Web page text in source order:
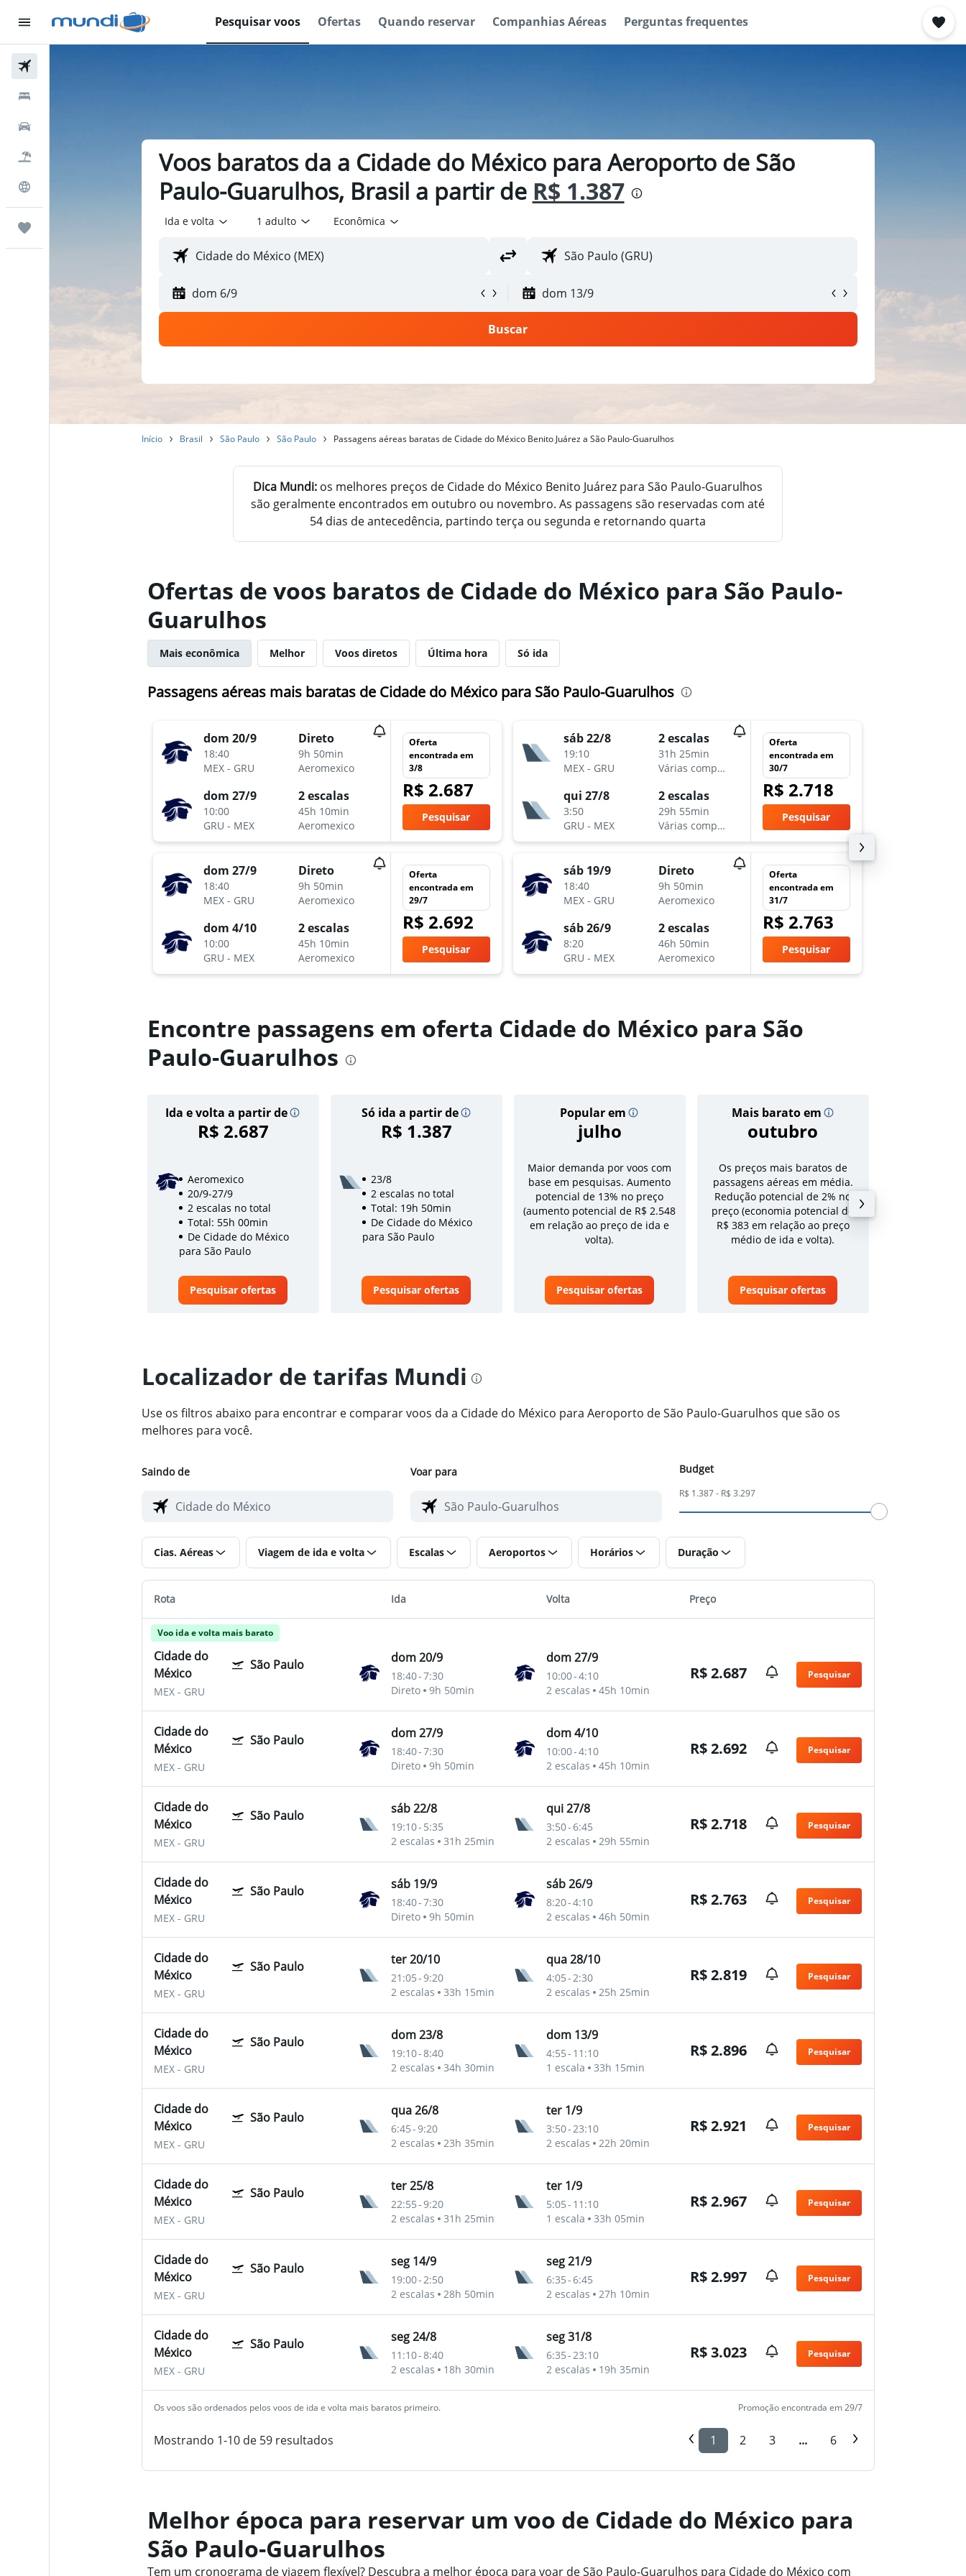
Pesquisar voos Ofertas Quando reservar Companhias Aéreas Perguntas frequentes
Voos baratos da a Cidade do México para Aeroporto de São
Paulo-Guarulhos, Brasil a partir de R$ 1.387
Ida e volta 1 adulto Econômica
dom 6/9 dom 13/9
Buscar
Início Brasil São Paulo São Paulo Passagens aéreas baratas de Cidade do México Benito Juárez a São Paulo-Guarulhos
Dica Mundi: os melhores preços de Cidade do México Benito Juárez para São Paulo-Guarulhos
são geralmente encontrados em outubro ou novembro. As passagens são reservadas com até
54 dias de antecedência, partindo terça ou segunda e retornando quarta
Ofertas de voos baratos de Cidade do México para São Paulo-
Guarulhos
Mais econômica Melhor Voos diretos Última hora Só ida
Passagens aéreas mais baratas de Cidade do México para São Paulo-Guarulhos
dom 20/9
18:40
MEX- GRU
Direto
9h 50min
Aeromexico
dom 27/9
10:00
GRU - MEX
2 escalas
45h 10min
Aeromexico
Oferta
encontrada em
3/8
R$ 2.687
Pesquisar
dom 27/9
18:40
MEX- GRU
Direto
9h 50min
Aeromexico
dom 4/10
10:00
GRU - MEX
2 escalas
45h 10min
Aeromexico
Oferta
encontrada em
29/7
R$ 2.692
Pesquisar
sáb 22/8
19:10
MEX- GRU
2 escalas
31h 25min
Várias companhias aéreas
qui 27/8
3:50
GRU - MEX
2 escalas
29h 55min
Várias companhias aéreas
Oferta
encontrada em
30/7
R$ 2.718
Pesquisar
sáb 19/9
18:40
MEX- GRU
Direto
9h 50min
Aeromexico
sáb 26/9
8:20
GRU - MEX
2 escalas
46h 50min
Aeromexico
Oferta
encontrada em
31/7
R$ 2.763
Pesquisar
Encontre passagens em oferta Cidade do México para São
Paulo-Guarulhos
Ida e volta a partir de
R$ 2.687
Só ida a partir de
R$ 1.387
Popular em
julho
Mais barato em
outubro
Aeromexico
20/9-27/9
2 escalas no total
Total: 55h 00min
De Cidade do México
para São Paulo
Pesquisar ofertas
23/8
2 escalas no total
Total: 19h 50min
De Cidade do México
para São Paulo
Pesquisar ofertas
Maior demanda por voos com
base em pesquisas. Aumento
potencial de 13% no preço
(aumento potencial de R$ 2.548
em relação ao preço de ida e
volta).
Pesquisar ofertas
Os preços mais baratos de
passagens aéreas em média.
Redução potencial de 2% no
preço (economia potencial de
R$ 383 em relação ao preço
médio de ida e volta).
Pesquisar ofertas
Localizador de tarifas Mundi
Use os filtros abaixo para encontrar e comparar voos da a Cidade do México para Aeroporto de São Paulo-Guarulhos que são os
melhores para você.
Saindo de Voar para Budget
R$ 1.387 - R$ 3.297
Cias. Aéreas Viagem de ida e volta Escalas Aeroportos Horários Duração
Rota Ida Volta Preço
Voo ida e volta mais barato
Cidade do
México
São Paulo
MEX- GRU
dom 20/9
18:40-7:30
Direto
9h 50min
dom 27/9
10:00-4:10
2 escalas
45h 10min
R$ 2.687 Pesquisar
Cidade do
México
São Paulo
MEX- GRU
dom 27/9
18:40-7:30
Direto
9h 50min
dom 4/10
10:00-4:10
2 escalas
45h 10min
R$ 2.692 Pesquisar
Cidade do
México
São Paulo
MEX- GRU
sáb 22/8
19:10- 5:35
2 escalas
31h 25min
qui 27/8
3:50-6:45
2 escalas
29h 55min
R$ 2.718 Pesquisar
Cidade do
México
São Paulo
MEX- GRU
sáb 19/9
18:40-7:30
Direto
9h 50min
sáb 26/9
8:20-4:10
2 escalas
46h 50min
R$ 2.763 Pesquisar
Cidade do
México
São Paulo
MEX- GRU
ter 20/10
21:05-9:20
2 escalas
33h 15min
qua 28/10
4:05-2:30
2 escalas
25h 25min
R$ 2.819 Pesquisar
Cidade do
México
São Paulo
MEX- GRU
dom 23/8
19:10-8:40
2 escalas
34h 30min
dom 13/9
4:55- 11:10
1 escala
33h 15min
R$ 2.896 Pesquisar
Cidade do
México
São Paulo
MEX- GRU
qua 26/8
6:45-9:20
2 escalas
23h 35min
ter 1/9
3:50-23:10
2 escalas
22h 20min
R$ 2.921 Pesquisar
Cidade do
México
São Paulo
MEX- GRU
ter 25/8
22:55-9:20
2 escalas
31h 25min
ter 1/9
5:05- 11:10
1 escala
33h 05min
R$ 2.967 Pesquisar
Cidade do
México
São Paulo
MEX- GRU
seg 14/9
19:00-2:50
2 escalas
28h 50min
seg 21/9
6:35-6:45
2 escalas
27h 10min
R$ 2.997 Pesquisar
Cidade do
México
São Paulo
MEX- GRU
seg 24/8
11:10-8:40
2 escalas
18h 30min
seg 31/8
6:35-23:10
2 escalas
19h 35min
R$ 3.023 Pesquisar
Os voos são ordenados pelos voos de ida e volta mais baratos primeiro. Promoção encontrada em 29/7
Mostrando 1-10 de 59 resultados 1 2 3 ... 6
Melhor época para reservar um voo de Cidade do México para
São Paulo-Guarulhos
Tem um cronograma de viagem flexível? Descubra a melhor época para voar de São Paulo-Guarulhos para Cidade do México com